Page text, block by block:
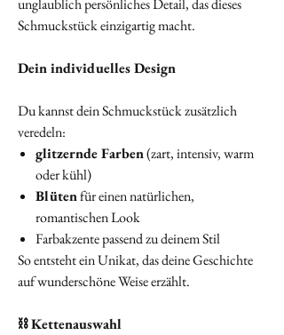
unglaublich persönliches Detail, das dieses
Schmuckstück einzigartig macht.
Dein individuelles Design
Du kannst dein Schmuckstück zusätzlich
veredeln:
glitzernde Farben(zart, intensiv, warm
oder kühl)
Blütenfür einen natürlichen,
romantischen Look
Farbakzente passend zu deinem Stil
So entsteht ein Unikat, das deine Geschichte
auf wunderschöne Weise erzählt.
⛓️ Kettenauswahl